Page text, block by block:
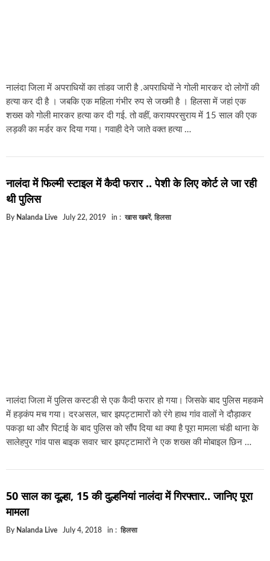
नालंदा जिला में अपराधियों का तांडव जारी है .अपराधियों ने गोली मारकर दो लोगों की
हत्या कर दी है । जबकि एक महिला गंभीर रुप से जख्मी है । हिलसा में जहां एक
शख्स को गोली मारकर हत्या कर दी गई. तो वहीं, करायपरसुराय में 15 साल की एक
लड़की का मर्डर कर दिया गया। गवाही देने जाते वक्त हत्या …
नालंदा में फिल्मी स्टाइल में कैदी फरार .. पेशी के लिए कोर्ट ले जा रही
थी पुलिस
By Nalanda Live July 22, 2019 in : खास खबरें, हिलसा
नालंदा जिला में पुलिस कस्टडी से एक कैदी फरार हो गया। जिसके बाद पुलिस महकमे
में हड़कंप मच गया। दरअसल, चार झपट्टामारों को रंगे हाथ गांव वालों ने दौड़ाकर
पकड़ा था और पिटाई के बाद पुलिस को सौंप दिया था क्या है पूरा मामला चंडी थाना के
सालेहपुर गांव पास बाइक सवार चार झपट्टामारों ने एक शख्स की मोबाइल छिन …
50 साल का दूल्हा, 15 की दुल्हनियां नालंदा में गिरफ्तार.. जानिए पूरा
मामला
By Nalanda Live July 4, 2018 in : हिलसा